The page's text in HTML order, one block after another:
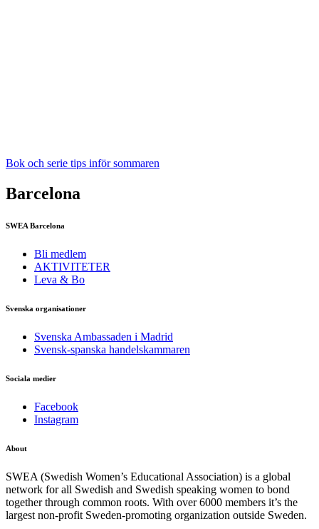
Bok och serie tips inför sommaren
Barcelona
SWEA Barcelona
Bli medlem
AKTIVITETER
Leva & Bo
Svenska organisationer
Svenska Ambassaden i Madrid
Svensk-spanska handelskammaren
Sociala medier
Facebook
Instagram
About
SWEA (Swedish Women’s Educational Association) is a global
network for all Swedish and Swedish speaking women to bond
together through common roots. With over 6000 members it’s the
largest non-profit Sweden-promoting organization outside Sweden.